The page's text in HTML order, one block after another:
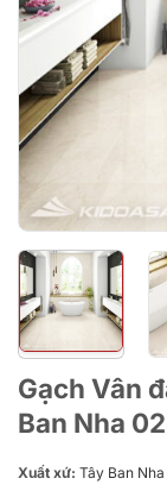
Gạch Vân
Ban Nha
Xuất xứ: Tây Ban Nha